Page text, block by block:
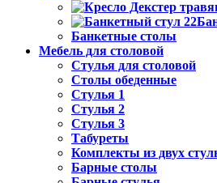
Банкетные столы
Мебель для столовой
Стулья для столовой
Столы обеденные
Стулья 1
Стулья 2
Стулья 3
Табуреты
Комплекты из двух
Барные столы